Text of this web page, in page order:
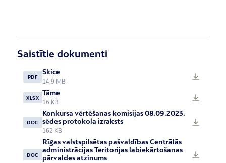
Saistītie dokumenti
PDF
Skice
14.9 MB
XLSX
Tāme
16 KB
DOC
Konkursa vērtēšanas komisijas 08.09.2023.
sēdes protokola izraksts
162 KB
DOC
Rīgas valstspilsētas pašvaldības Centrālās
administrācijas Teritorijas labiekārtošanas
pārvaldes atzinums